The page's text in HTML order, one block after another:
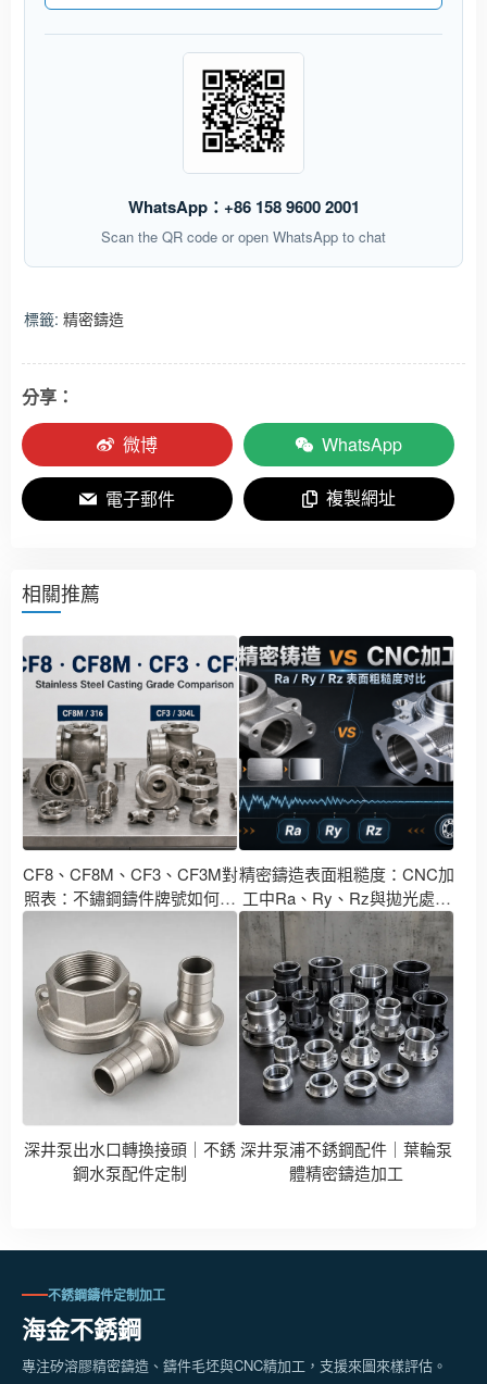
WhatsApp：+86 158 9600 2001
Scan the QR code or open WhatsApp to chat
標籤: 精密鑄造
分享：
微博
WhatsApp
電子郵件 複製網址
相關推薦
CF8、CF8M、CF3、CF3M對
照表：不鏽鋼鑄件牌號如何對
精密鑄造表面粗糙度：CNC加
工中Ra、Ry、Rz與拋光處理
深井泵出水口轉換接頭｜不銹
鋼水泵配件定制
深井泵浦不銹鋼配件｜葉輪泵
體精密鑄造加工
不銹鋼鑄件定制加工
海金不銹鋼
專注矽溶膠精密鑄造、鑄件毛坯與CNC精加工，支援來圖來樣評估。